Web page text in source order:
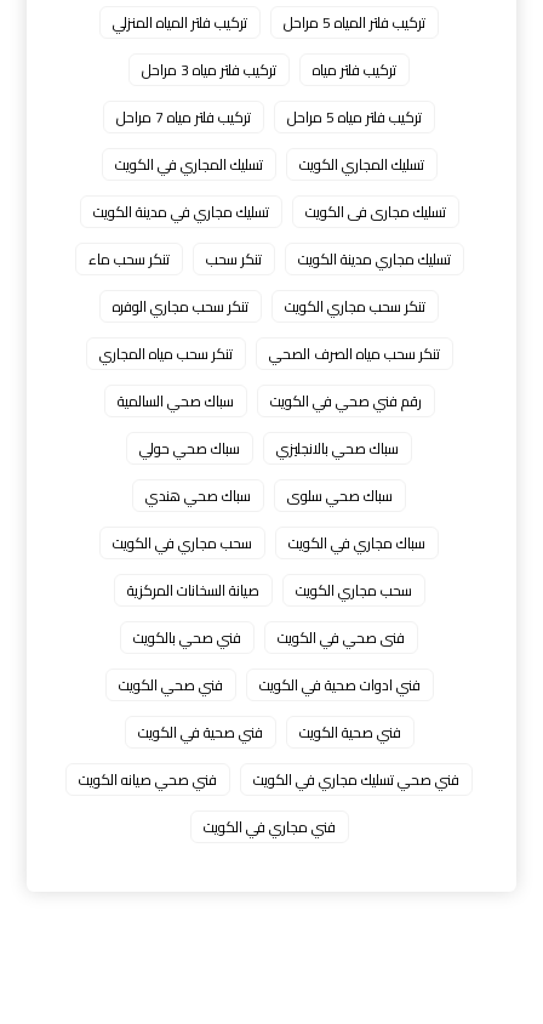
تركيب فلتر المياه 5 مراحل
تركيب فلتر المياه المنزلي
تركيب فلتر مياه
تركيب فلتر مياه 3 مراحل
تركيب فلتر مياه 5 مراحل
تركيب فلتر مياه 7 مراحل
تسليك المجاري الكويت
تسليك المجاري في الكويت
تسليك مجارى فى الكويت
تسليك مجاري في مدينة الكويت
تسليك مجاري مدينة الكويت
تنكر سحب
تنكر سحب ماء
تنكر سحب مجاري الكويت
تنكر سحب مجاري الوفره
تنكر سحب مياه الصرف الصحي
تنكر سحب مياه المجاري
رقم فني صحي في الكويت
سباك صحي السالمية
سباك صحي بالانجليزي
سباك صحي حولي
سباك صحي سلوى
سباك صحي هندي
سباك مجاري في الكويت
سحب مجاري في الكويت
سحب مجاري الكويت
صيانة السخانات المركزية
فنى صحي في الكويت
فني صحي بالكويت
فني ادوات صحية في الكويت
فني صحي الكويت
فني صحية الكويت
فني صحية في الكويت
فني صحي تسليك مجاري في الكويت
فني صحي صيانه الكويت
فني مجاري في الكويت